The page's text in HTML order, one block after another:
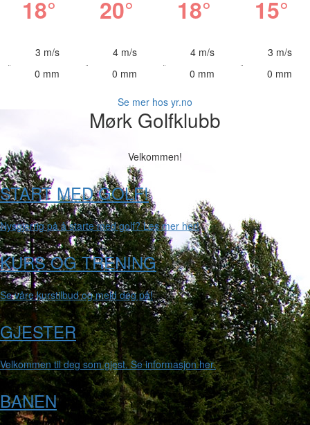
18°
3 m/s
0 mm
20°
4 m/s
0 mm
18°
4 m/s
0 mm
15°
3 m/s
0 mm
Se mer hos yr.no
Mørk Golfklubb
Velkommen!
START MED GOLF!
Nysgjerrig på å starte med golf? Les mer her!
KURS OG TRENING
Se våre kurstilbud og meld deg på!
GJESTER
Velkommen til deg som gjest. Se informasjon her.
BANEN